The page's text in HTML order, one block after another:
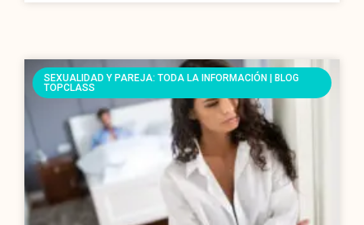
SEXUALIDAD Y PAREJA: TODA LA INFORMACIÓN | BLOG
TOPCLASS